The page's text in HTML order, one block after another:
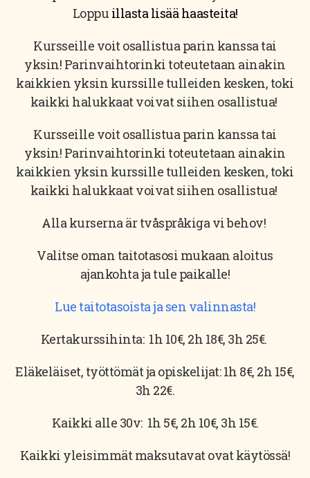
Loppu illasta lisää haasteita!
Kursseille voit osallistua parin kanssa tai
yksin! Parinvaihtorinki toteutetaan ainakin
kaikkien yksin kurssille tulleiden kesken, toki
kaikki halukkaat voivat siihen osallistua!
Kursseille voit osallistua parin kanssa tai
yksin! Parinvaihtorinki toteutetaan ainakin
kaikkien yksin kurssille tulleiden kesken, toki
kaikki halukkaat voivat siihen osallistua!
Alla kurserna är tvåspråkiga vi behov!
Valitse oman taitotasosi mukaan aloitus
ajankohta ja tule paikalle!
Lue taitotasoista ja sen valinnasta!
Kertakurssihinta: 1h 10€, 2h 18€, 3h 25€.
Eläkeläiset, työttömät ja opiskelijat: 1h 8€, 2h 15€,
3h 22€.
Kaikki alle 30v: 1h 5€, 2h 10€, 3h 15€.
Kaikki yleisimmät maksutavat ovat käytössä!